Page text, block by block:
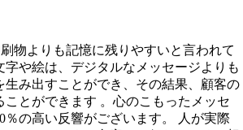
物よりも記憶に残りやすいと言われて
字や絵は、デジタルなメッセージよりも
生み出すことができ、その結果、顧客の
す 。心のこもったメッセ
％の高い反響がございます。 人が実際